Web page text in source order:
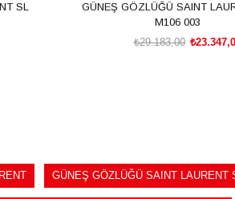
SL
GÜNEŞ GÖZLÜĞÜ SAINT
M106 003
₺29.183,00
GÜNEŞ GÖZLÜĞÜ SAINT LAURENT